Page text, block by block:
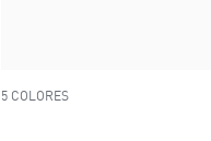
5 COLORES